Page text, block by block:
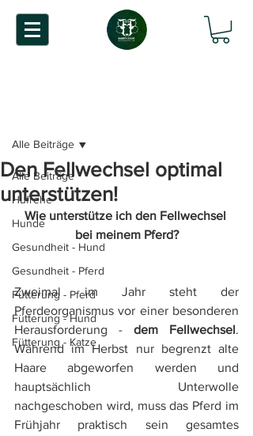
Alle Beiträge
Hufrehe
Hunde
Gesundheit - Hund
Gesundheit - Pferd
Fütterung - Pferd
Fütterung - Hund
Fütterung - Katze
Alle Beiträge
Den Fellwechsel optimal
unterstützen!
Wie unterstütze ich den Fellwechsel
bei meinem Pferd?
Zweimal im Jahr steht der
Pferdeorganismus vor einer besonderen
Herausforderung - dem Fellwechsel.
Während im Herbst nur begrenzt alte
Haare abgeworfen werden und
hauptsächlich Unterwolle
nachgeschoben wird, muss das Pferd im
Frühjahr praktisch sein gesamtes